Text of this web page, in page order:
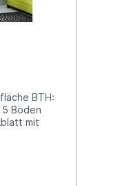
BTH:
Böden
mit